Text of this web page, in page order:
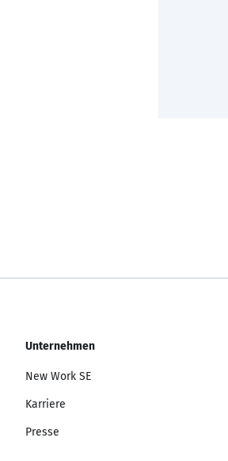
Unternehmen
New Work SE
Karriere
Presse